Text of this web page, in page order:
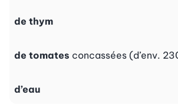
de thym
de tomates concassées (d’env.
d’eau